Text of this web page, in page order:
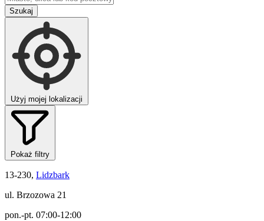
Szukaj
Użyj mojej lokalizacji
Pokaż filtry
13-230, Lidzbark
ul. Brzozowa 21
pon.-pt. 07:00-12:00